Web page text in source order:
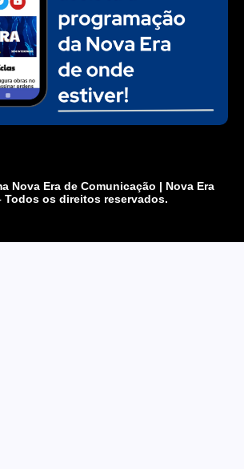
Nova Era de Comunicação | Nova Era
Todos os direitos reservados.